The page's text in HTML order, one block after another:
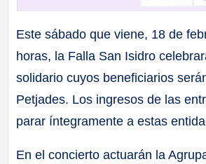
Este sábado que viene, 18 de
horas, la Falla San Isidro
solidario cuyos beneficiarios
Petjades. Los ingresos de las
parar íntegramente a estas
En el concierto actuarán la